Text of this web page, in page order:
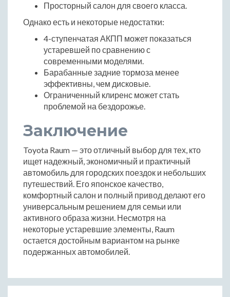
Просторный салон для своего класса.
Однако есть и некоторые недостатки:
4-ступенчатая АКПП может показаться
устаревшей по сравнению с
современными моделями.
Барабанные задние тормоза менее
эффективны, чем дисковые.
Ограниченный клиренс может стать
проблемой на бездорожье.
Заключение
Toyota Raum — это отличный выбор для тех, кто
ищет надежный, экономичный и практичный
автомобиль для городских поездок и небольших
путешествий. Его японское качество,
комфортный салон и полный привод делают его
универсальным решением для семьи или
активного образа жизни. Несмотря на
некоторые устаревшие элементы, Raum
остается достойным вариантом на рынке
подержанных автомобилей.